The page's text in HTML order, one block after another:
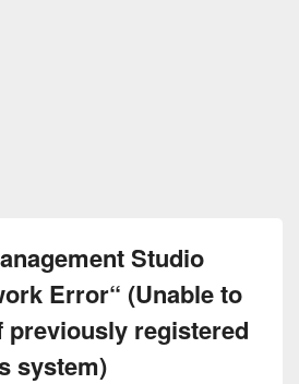
Studio
Error“ (Unable to
previously registered
system)